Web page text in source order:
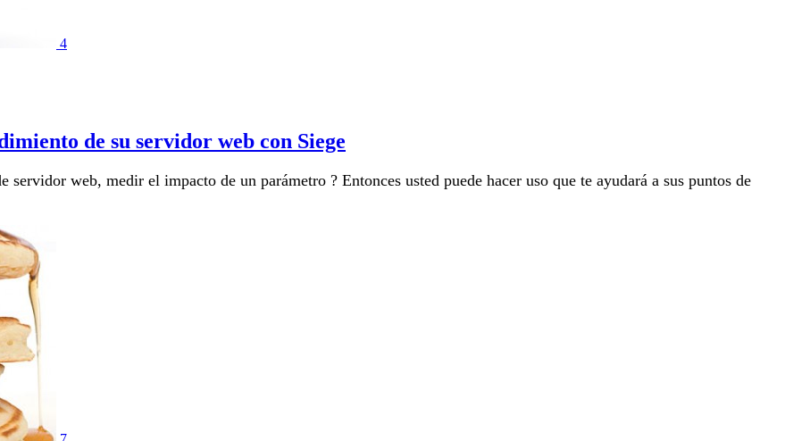
4
de su servidor web con Siege
web, medir el impacto de un parámetro ? Entonces usted puede hacer uso que te ayudará a sus puntos de